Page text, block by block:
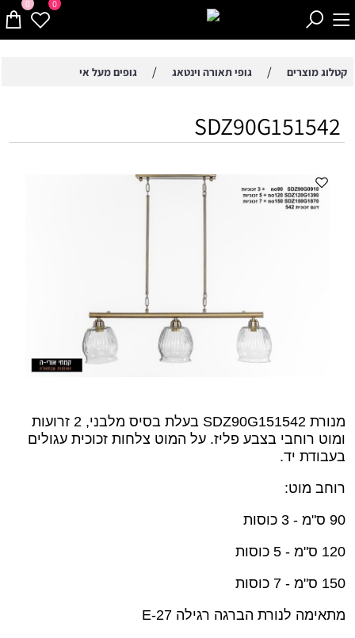
0 0
קטלוג מוצרים / גופי תאורה וינטאג / גופים מעל אי
SDZ90G151542
מנורת SDZ90G151542
בעלת בסיס מלבני, 2 זרועות
ומוט רוחבי בצבע פליז. על המוט צלחות זכוכית עגולים
בעבודת יד.
רוחב מוט:
90 ס"מ - 3 כוסות
120 ס"מ - 5 כוסות
150 ס"מ - 7 כוסות
מתאימה לנורת הברגה רגילה E-27